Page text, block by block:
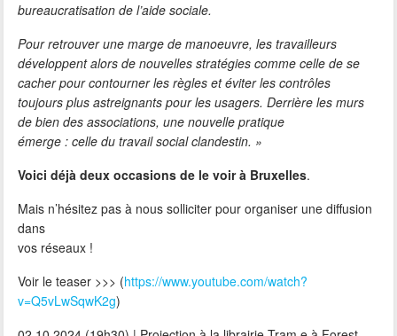
bureaucratisation de l’aide sociale.
Pour retrouver une marge de manoeuvre, les travailleurs
développent alors de nouvelles stratégies comme celle de se
cacher pour contourner les règles et éviter les contrôles
toujours plus astreignants pour les usagers. Derrière les murs
de bien des associations, une nouvelle pratique
émerge : celle du travail social clandestin. »
Voici déjà deux occasions de le voir à Bruxelles.
Mais n’hésitez pas à nous solliciter pour organiser une diffusion
dans
vos réseaux !
Voir le teaser >>> (https://www.youtube.com/watch?
v=Q5vLwSqwK2g)